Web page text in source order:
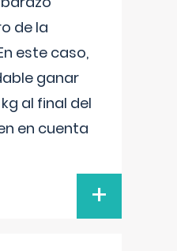
de la
este caso,
ganar
kg al final del
en cuenta
+